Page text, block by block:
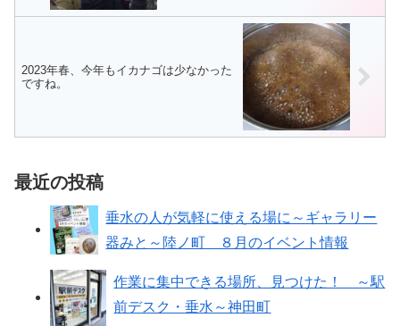
2023年春、今年もイカナゴは少なかった
ですね。
最近の投稿
垂水の人が気軽に使える場に～ギャラリー
器みと～陸ノ町 ８月のイベント情報
作業に集中できる場所、見つけた！ ～駅
前デスク・垂水～神田町